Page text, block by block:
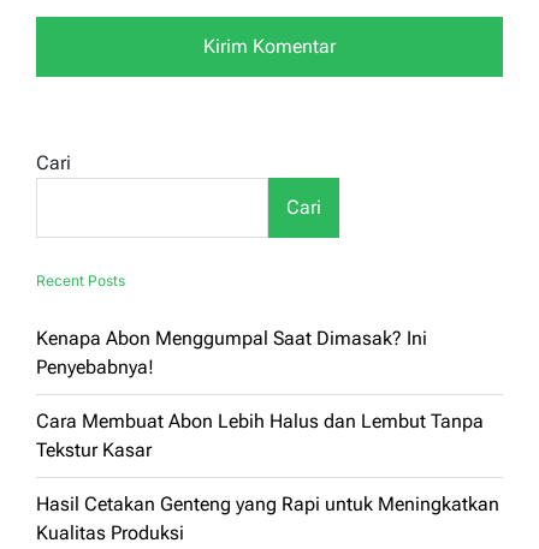
Cari
Cari
Recent Posts
Kenapa Abon Menggumpal Saat Dimasak? Ini
Penyebabnya!
Cara Membuat Abon Lebih Halus dan Lembut Tanpa
Tekstur Kasar
Hasil Cetakan Genteng yang Rapi untuk Meningkatkan
Kualitas Produksi